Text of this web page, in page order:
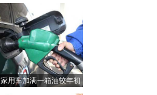
家用车加满一箱油较年初